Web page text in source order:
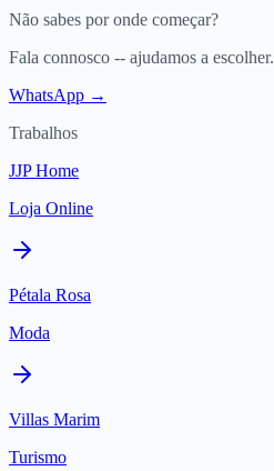
Não sabes por onde começar?
Fala connosco -- ajudamos a escolher.
WhatsApp →
Trabalhos
JJP Home
Loja Online
Pétala Rosa
Moda
Villas Marim
Turismo